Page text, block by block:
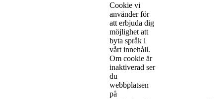
Cookie vi
använder för
att erbjuda dig
möjlighet att
byta språk i
vårt innehåll.
Om cookie är
inaktiverad ser
du
webbplatsen
på